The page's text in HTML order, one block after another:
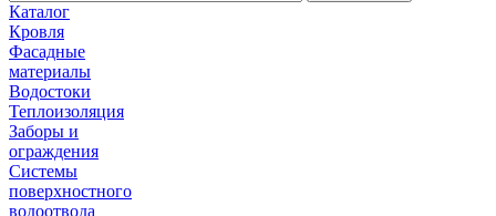
Каталог
Кровля
Фасадные
материалы
Водостоки
Теплоизоляция
Заборы и
ограждения
Системы
поверхностного
водоотвода